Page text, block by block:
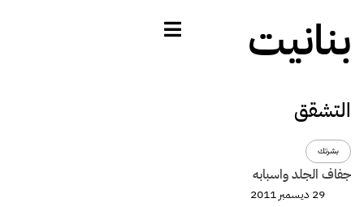
بنانيت
التشقق
بشرتك
جفاف الجلد واسبابه
29 ديسمبر 2011